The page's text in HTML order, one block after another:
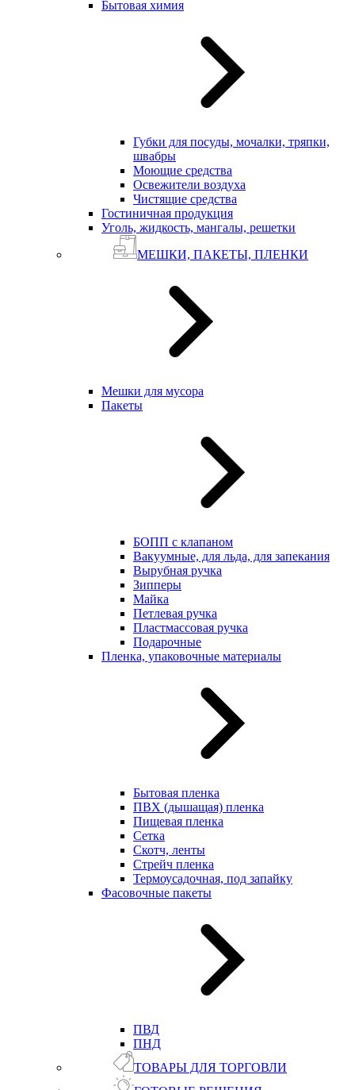
Бытовая химия
Губки для посуды, мочалки, тряпки,
швабры
Моющие средства
Освежители воздуха
Чистящие средства
Гостиничная продукция
Уголь, жидкость, мангалы, решетки
МЕШКИ, ПАКЕТЫ, ПЛЕНКИ
Мешки для мусора
Пакеты
БОПП с клапаном
Вакуумные, для льда, для запекания
Вырубная ручка
Зипперы
Майка
Петлевая ручка
Пластмассовая ручка
Подарочные
Пленка, упаковочные материалы
Бытовая пленка
ПВХ (дышащая) пленка
Пищевая пленка
Сетка
Скотч, ленты
Стрейч пленка
Термоусадочная, под запайку
Фасовочные пакеты
ПВД
ПНД
ТОВАРЫ ДЛЯ ТОРГОВЛИ